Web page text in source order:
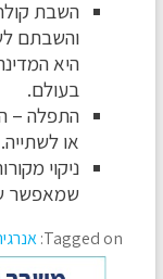
השבת
והשבתם
היא
בעולם.
התפלה –
או לשתייה.
ניקוי
שמאפשר
Tagged on: